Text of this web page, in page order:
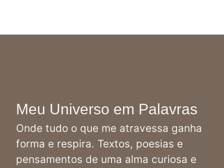
Meu Universo em Palavras
Onde tudo o que me atravessa ganha
forma e respira. Textos, poesias e
pensamentos de uma alma curiosa e